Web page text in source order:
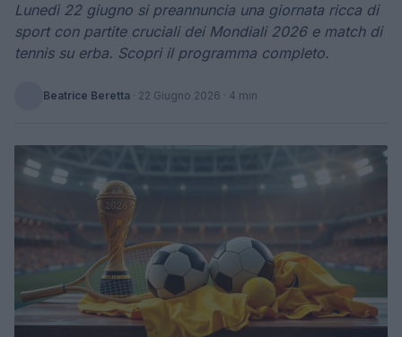
Lunedì 22 giugno si preannuncia una giornata ricca di
sport con partite cruciali dei Mondiali 2026 e match di
tennis su erba. Scopri il programma completo.
Beatrice Beretta · 22 Giugno 2026 · 4 min